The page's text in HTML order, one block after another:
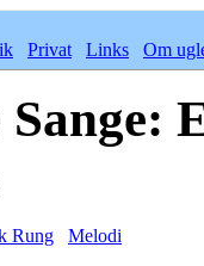
Privat Links Om
Sange:
Rung Melodi